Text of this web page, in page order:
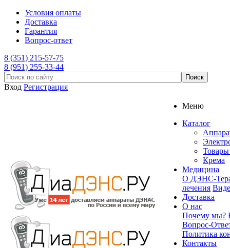
Условия оплаты
Доставка
Гарантия
Вопрос-ответ
8 (351) 215-57-75
8 (951) 255-33-44
Вход Регистрация
Меню
Каталог
Товары
Крема
Медицина
О ДЭНС-
лечения
Доставка
О нас
Почему мы?
Вопрос-
Политика
Контакты